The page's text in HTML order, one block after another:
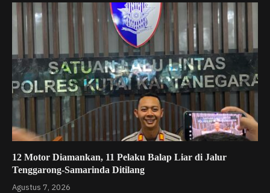
12 Motor Diamankan, 11 Pelaku Balap Liar di Jalur
Tenggarong-Samarinda Ditilang
Agustus 7, 2026